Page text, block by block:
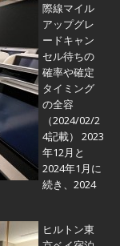
際線マイル
アップグレ
ードキャン
セル待ちの
確率や確定
タイミング
の全容
（2024/02/2
4記載） 2023
年12月と
2024年1月に
続き、2024
ヒルトン東